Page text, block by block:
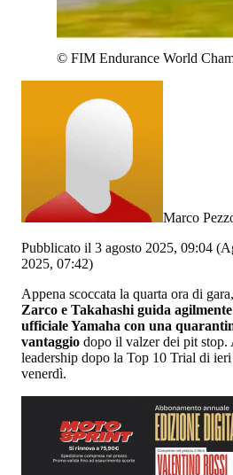
© FIM Endurance World
Marco
Pubblicato il 3 agosto 2025, 09:04
2025, 07:42)
Appena scoccata la quarta ora di gara,
Zarco e Takahashi guida
ufficiale Yamaha con una
vantaggio dopo il valzer dei pit stop.
leadership dopo la Top 10 Trial di
venerdì.